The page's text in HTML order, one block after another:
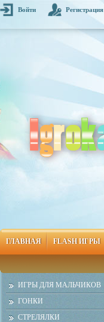
Войти Регистрация
ГЛАВНАЯ FLASH ИГРЫ
ИГРЫ ДЛЯ МАЛЬЧИКОВ
ГОНКИ
СТРЕЛЯЛКИ